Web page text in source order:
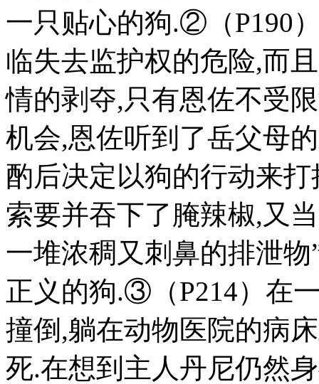
一只贴心的狗.②（P190
临失去监护权的危险,而
情的剥夺,只有恩佐不受
机会,恩佐听到了岳父母
酌后决定以狗的行动来
索要并吞下了腌辣椒,又
一堆浓稠又刺鼻的排泄
正义的狗.③（P214）在
撞倒,躺在动物医院的病
死.在想到主人丹尼仍然